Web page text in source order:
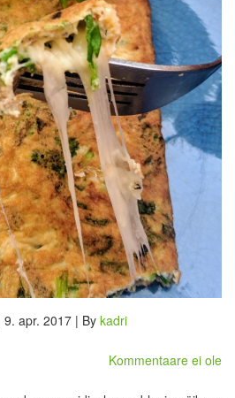
9. apr. 2017 | By kadri
Kommentaare ei ole